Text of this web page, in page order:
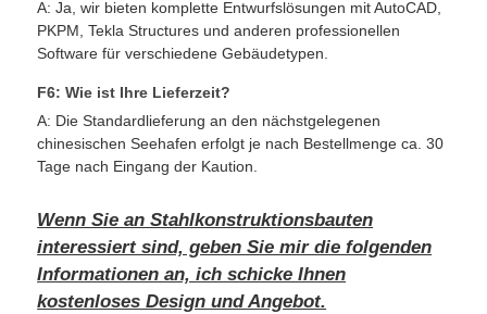
A: Ja, wir bieten komplette Entwurfslösungen mit AutoCAD,
PKPM, Tekla Structures und anderen professionellen
Software für verschiedene Gebäudetypen.
F6: Wie ist Ihre Lieferzeit?
A: Die Standardlieferung an den nächstgelegenen
chinesischen Seehafen erfolgt je nach Bestellmenge ca. 30
Tage nach Eingang der Kaution.
Wenn Sie an Stahlkonstruktionsbauten
interessiert sind, geben Sie mir die folgenden
Informationen an, ich schicke Ihnen
kostenloses Design und Angebot.